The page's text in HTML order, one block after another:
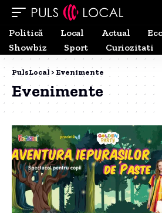
Politică Local Actual
Showbiz
Sport Curiozitati
PulsLocal > Evenimente
Evenimente